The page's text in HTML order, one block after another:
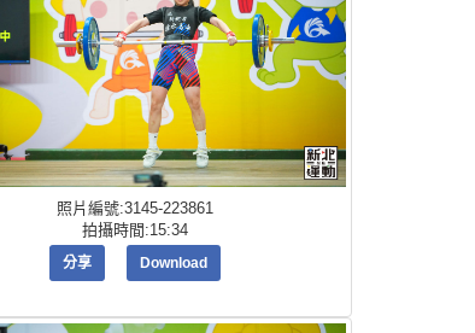
照片編號:3145-223861
拍攝時間:15:34
分享 Download